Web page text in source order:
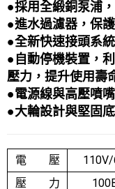
●採用全緞銅泵浦
●進水過濾器，保
●全新快速接頭系
●自動停機裝置，
壓力，提升使用壽
●電源線與高壓噴
●大輪設計與堅固
電 壓
壓 力